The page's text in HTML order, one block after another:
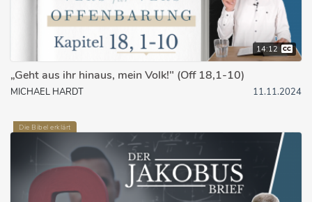
14:12
„Geht aus ihr hinaus, mein Volk!" (Off 18,1-10)
MICHAEL HARDT 11.11.2024
Die Bibel erklärt